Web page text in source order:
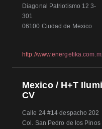
Diagonal Patriotismo 12 3-
301
06100 Ciudad de Mexico
http://
Mexico / H+T
CV
Calle 24 #14 despacho 202
Col. San Pedro de los Pinos